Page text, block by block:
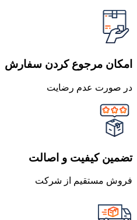
امکان مرجوع کردن سفارش
در صورت عدم رضایت
تضمین کیفیت و اصالت
فروش مستقیم از شرکت